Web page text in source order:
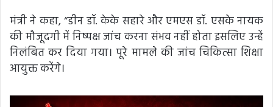
मंत्री ने कहा, “डीन डॉ. केके सहारे और एमएस डॉ. एसके नायक
की मौजूदगी में निष्पक्ष जांच करना संभव नहीं होता इसलिए उन्हें
निलंबित कर दिया गया। पूरे मामले की जांच चिकित्सा शिक्षा
आयुक्त करेंगे।